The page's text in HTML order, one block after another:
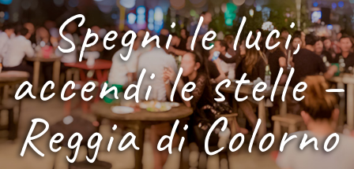
Spegni le luci,
accendi le stelle –
Reggia di Colorno